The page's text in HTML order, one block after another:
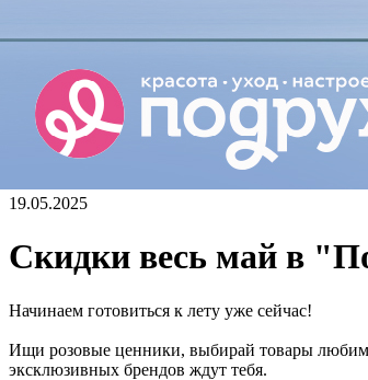
19.05.2025
Скидки весь май в
Начинаем готовиться к лету уже сейчас!
Ищи розовые ценники, выбирай товары
эксклюзивных брендов ждут тебя.